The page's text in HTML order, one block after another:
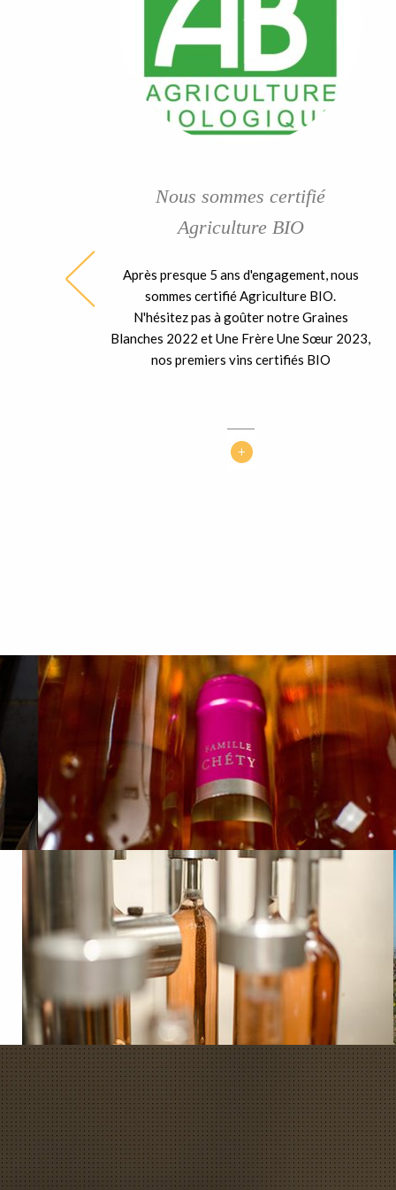
Nous sommes certifié
Agriculture BIO
Après presque 5 ans d'engagement, nous
sommes certifié Agriculture BIO.
N'hésitez pas à goûter notre Graines
Blanches 2022 et Une Frère Une Sœur 2023,
nos premiers vins certifiés BIO